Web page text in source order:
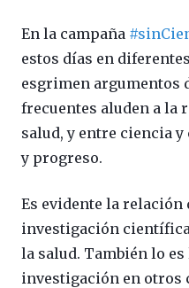
En la campaña
estos días en
esgrimen argumentos
frecuentes aluden a la
salud, y entre ciencia
y progreso.
Es evidente la relación
investigación
la salud. También lo
investigación en otros